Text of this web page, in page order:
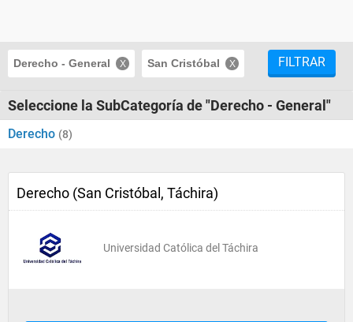
Derecho - General San Cristóbal FILTRAR
Seleccione la SubCategoría de "Derecho - General"
Derecho (8)
Derecho (San Cristóbal, Táchira)
Universidad Católica del Táchira